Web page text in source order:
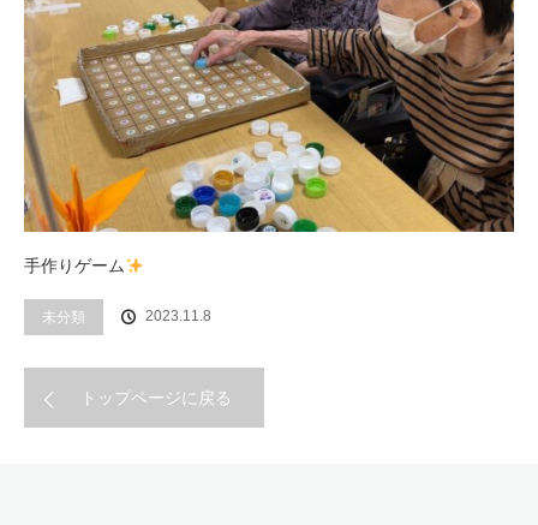
手作りゲーム
未分類 2023.11.8
トップページに戻る